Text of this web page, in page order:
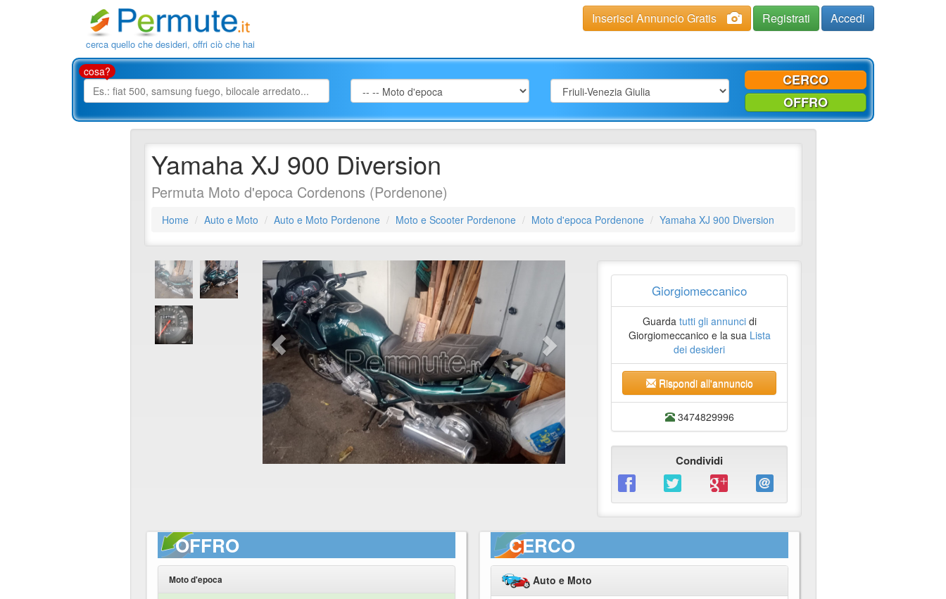
cerca quello che desideri, offri ciò che hai
Inserisci Annuncio Gratis Registrati Accedi
cosa?
CERCO
OFFRO
Yamaha XJ 900 Diversion
Permuta Moto d'epoca Cordenons (Pordenone)
Home Auto e Moto Auto e Moto Pordenone Moto e Scooter Pordenone Moto d'epoca Pordenone Yamaha XJ 900 Diversion
Giorgiomeccanico
Guarda tutti gli annuncidi
Giorgiomeccanico e la sua Lista
dei desideri
Rispondi all'annuncio
3474829996
Condividi
OFFRO
Moto d'epoca
CERCO
Auto e Moto